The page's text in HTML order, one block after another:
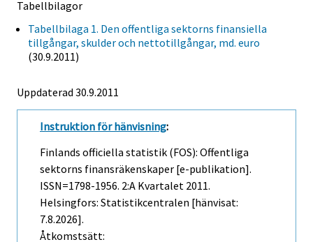
Tabellbilagor
Tabellbilaga 1. Den offentliga sektorns finansiella
tillgångar, skulder och nettotillgångar, md. euro
(30.9.2011)
Uppdaterad 30.9.2011
Instruktion för hänvisning:
Finlands officiella statistik (FOS): Offentliga
sektorns finansräkenskaper [e-publikation].
ISSN=1798-1956. 2:a Kvartalet 2011.
Helsingfors: Statistikcentralen [hänvisat:
7.8.2026].
Åtkomstsätt: